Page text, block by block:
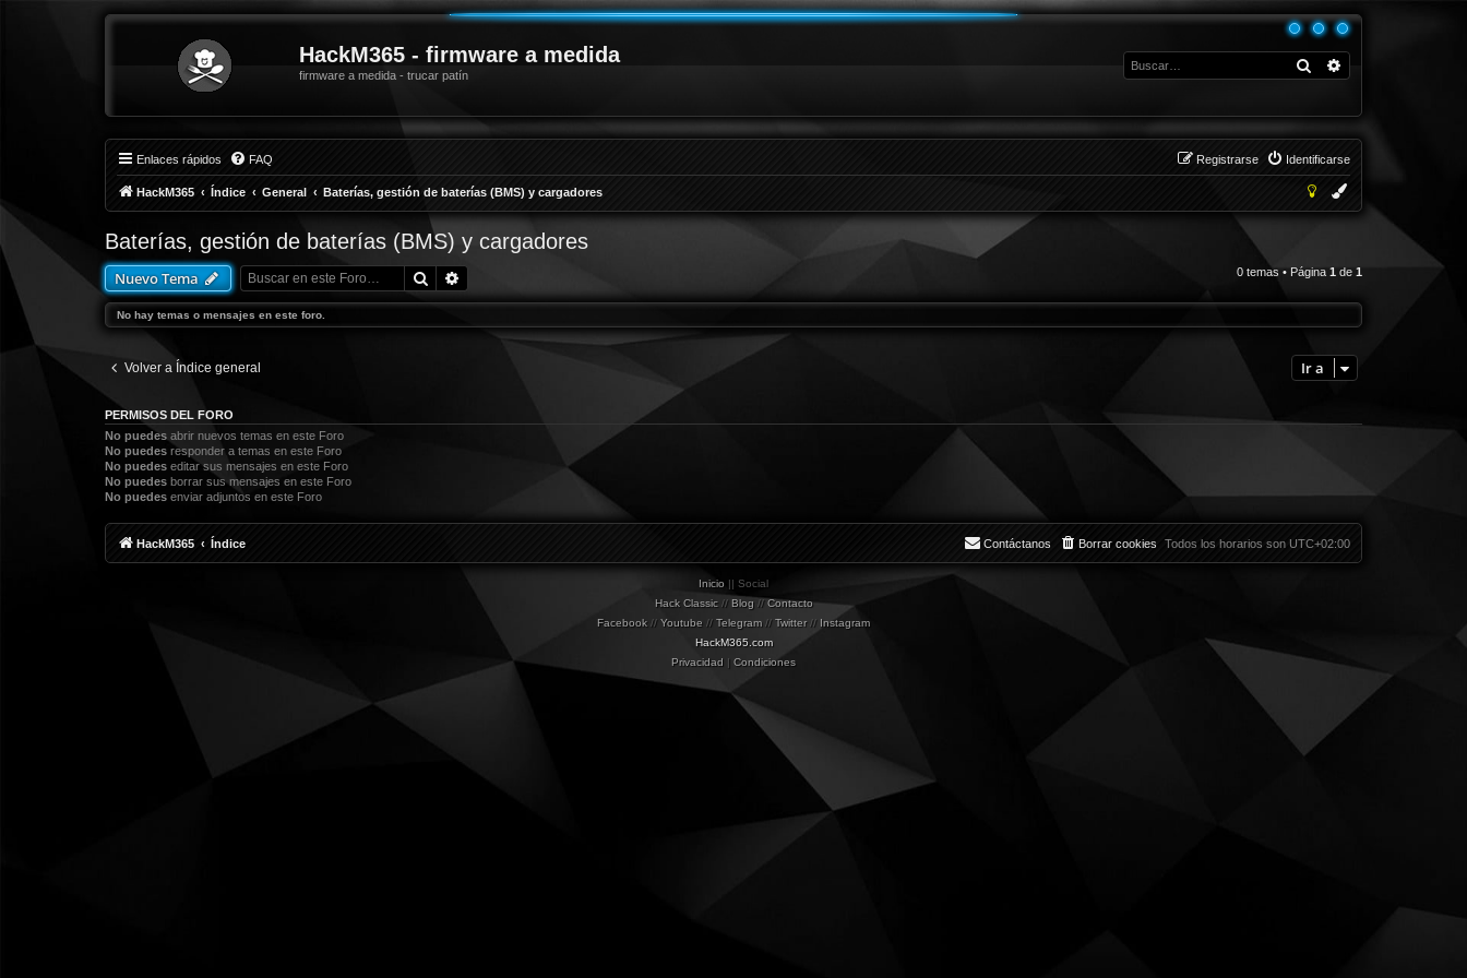
HackM365 - firmware a medida
firmware a medida - trucar patín
Buscar
Enlaces rápidos FAQ Identificarse
Registrarse
HackM365 Índice General Baterías, gestión de baterías (BMS) y cargadores
Baterías, gestión de baterías (BMS) y cargadores
Nuevo Tema Buscar 0 temas • Página 1 de 1
No hay temas o mensajes en este foro.
Volver a Índice general Ir a
PERMISOS DEL FORO
No puedes abrir nuevos temas en este Foro
No puedes responder a temas en este Foro
No puedes editar sus mensajes en este Foro
No puedes borrar sus mensajes en este Foro
No puedes enviar adjuntos en este Foro
HackM365 Índice Todos los horarios son UTC+02:00
Borrar cookies
Contáctanos
Inicio || Social
Hack Classic// Blog// Contacto
Facebook // Youtube // Telegram// Twitter// Instagram
HackM365.com
Privacidad | Condiciones